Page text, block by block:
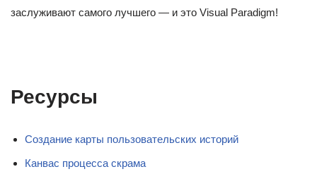
заслуживают самого лучшего — и это Visual Paradigm!
Ресурсы
Создание карты пользовательских историй
Канвас процесса скрама